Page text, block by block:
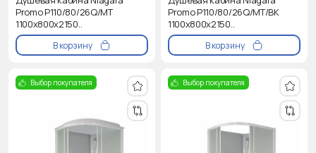
Promo P110/80/26Q/MT
1100х800х2150..
В корзину
Promo P110/80/26Q/MT/BK
1100х800х2150..
В корзину
Выбор покупателя Выбор покупателя